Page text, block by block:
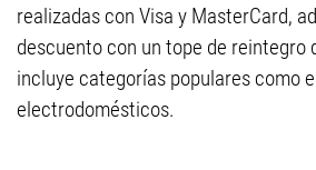
realizadas con Visa y MasterCard,
descuento con un tope de reintegro
incluye categorías populares como
electrodomésticos.